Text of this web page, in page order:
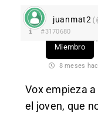
juanmat2
#3170680
Miembro
8 meses
Vox empieza
el joven, que